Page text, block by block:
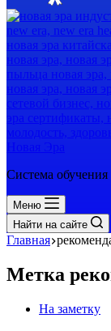
Новая Эра
Система обучения
Меню
Найти на сайте
Главная
Метка
На заметку